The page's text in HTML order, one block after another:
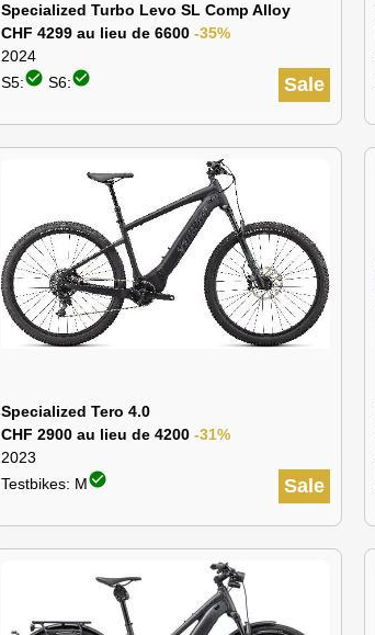
Specialized Turbo Levo SL Comp Alloy
CHF 4299 au lieu de 6600 -35%
2024
Sale
S5:check_circle S6:check_circle
Specialized Tero 4.0
CHF 2900 au lieu de 4200 -31%
2023
Sale
Testbikes: Mcheck_circle